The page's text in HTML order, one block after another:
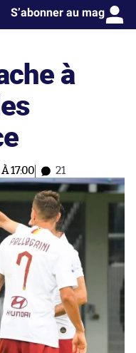
S’abonner au mag
à
17:00 21